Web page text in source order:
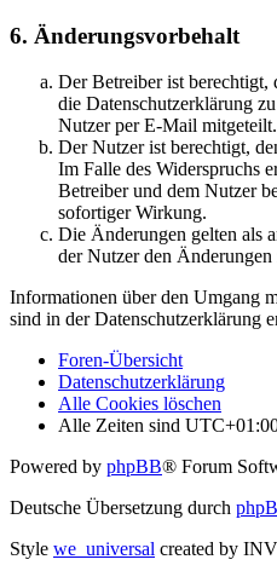
6. Änderungsvorbehalt
Der Betreiber ist berechtigt,
die Datenschutzerklärung
Nutzer per E-Mail mitgeteilt.
Der Nutzer ist berechtigt,
Im Falle des Widerspruchs
Betreiber und dem Nutzer
sofortiger Wirkung.
Die Änderungen gelten als
der Nutzer den Änderungen
Informationen über den Umgang
sind in der Datenschutzerklärung
Foren-Übersicht
Datenschutzerklärung
Alle Cookies löschen
Alle Zeiten sind
Powered by phpBB® Forum
Deutsche Übersetzung durch
Style we_universal created by